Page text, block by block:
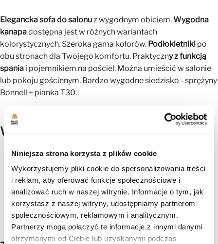
Niniejsza strona korzysta z plików cookie
Wykorzystujemy pliki cookie do spersonalizowania treści
i reklam, aby oferować funkcje społecznościowe i
analizować ruch w naszej witrynie. Informacje o tym, jak
korzystasz z naszej witryny, udostępniamy partnerom
społecznościowym, reklamowym i analitycznym.
Partnerzy mogą połączyć te informacje z innymi danymi
otrzymanymi od Ciebie lub uzyskanymi podczas
Elegancka sofa do salonuz wygodnym obiciem.Wygodna
kanapadostępna jest w różnych wariantach
kolorystycznych. Szeroka gama kolorów. Podłokietniki po
obu stronach dla Twojego komfortu. Praktyczny z funkcją
spania i pojemnikiem na pościel. Można umieścić w salonie
lub pokoju gościnnym. Bardzo wygodne siedzisko - sprężyny
Bonnell + pianka T30.
Wymiary:
Szerokość:220 cm
Wysokość:
Głębokość:93 cm
Głębokość siedziska:52 cm
Wysokość siedziska:43 cm
Wysokość nogi:13 cm
Powierzchnia do leżenia: 195×116 cm